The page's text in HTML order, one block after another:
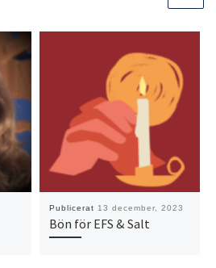
Publicerat 13 december, 2023
Bön för EFS & Salt